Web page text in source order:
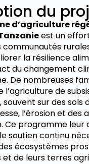
du
d’agriculture
est un
communautés
la résilience
du changement
De nombreuses
l’agriculture de
souvent sur des sols
l’érosion et des
Ce programme leur
soutien continu
écosystèmes
et de leurs terres